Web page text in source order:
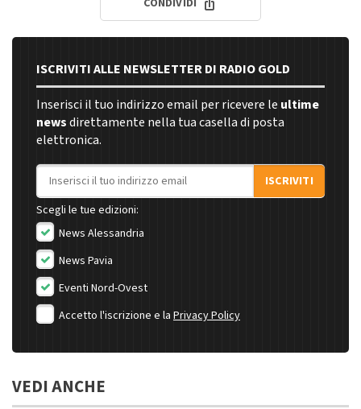
ISCRIVITI ALLE NEWSLETTER DI RADIO GOLD
Inserisci il tuo indirizzo email per ricevere le ultime
newsdirettamente nella tua casella di posta
elettronica.
Indirizzo email
ISCRIVITI
Scegli le tue edizioni:
News Alessandria
News Pavia
Eventi Nord-Ovest
Accetto l'iscrizione e la Privacy Policy
VEDI ANCHE